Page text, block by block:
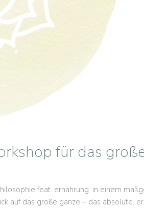
für das
feat. ernährung. in einem
auf das große ganze – das absolute.